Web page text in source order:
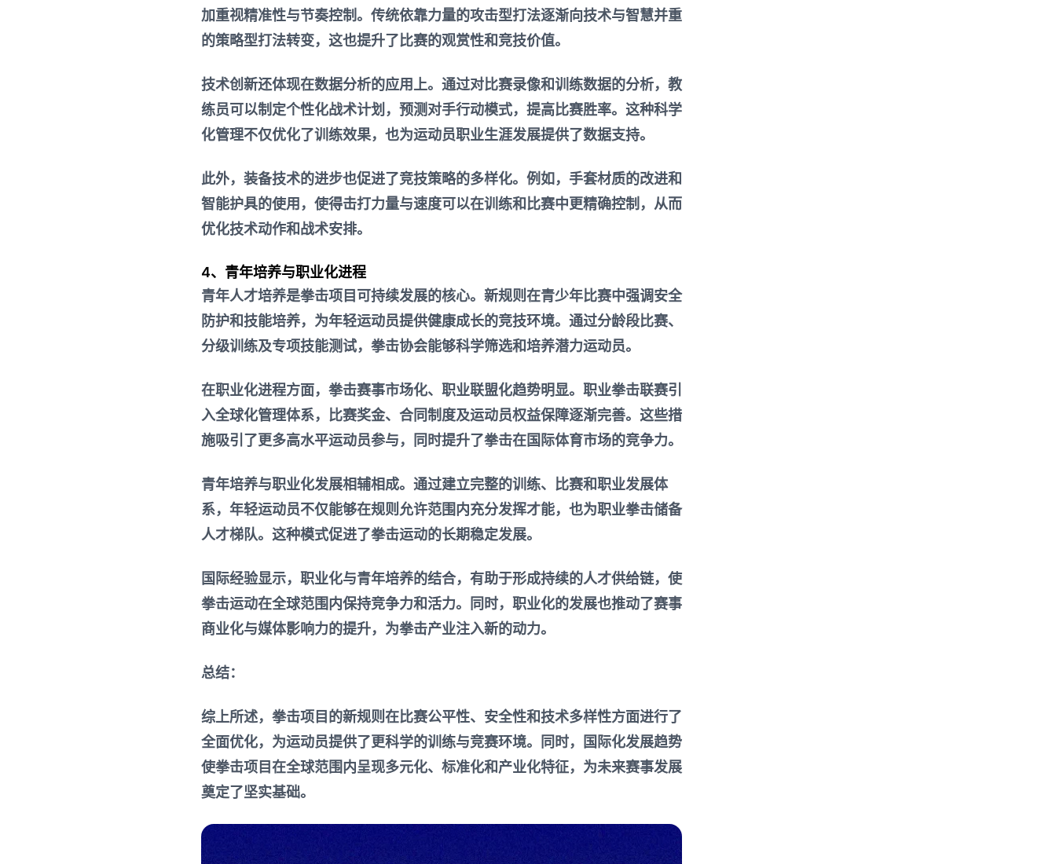
加重视精准性与节奏控制。传统依靠力量的攻击型打法逐渐向技术与智慧并重
的策略型打法转变，这也提升了比赛的观赏性和竞技价值。
技术创新还体现在数据分析的应用上。通过对比赛录像和训练数据的分析，教
练员可以制定个性化战术计划，预测对手行动模式，提高比赛胜率。这种科学
化管理不仅优化了训练效果，也为运动员职业生涯发展提供了数据支持。
此外，装备技术的进步也促进了竞技策略的多样化。例如，手套材质的改进和
智能护具的使用，使得击打力量与速度可以在训练和比赛中更精确控制，从而
优化技术动作和战术安排。
4、青年培养与职业化进程
青年人才培养是拳击项目可持续发展的核心。新规则在青少年比赛中强调安全
防护和技能培养，为年轻运动员提供健康成长的竞技环境。通过分龄段比赛、
分级训练及专项技能测试，拳击协会能够科学筛选和培养潜力运动员。
在职业化进程方面，拳击赛事市场化、职业联盟化趋势明显。职业拳击联赛引
入全球化管理体系，比赛奖金、合同制度及运动员权益保障逐渐完善。这些措
施吸引了更多高水平运动员参与，同时提升了拳击在国际体育市场的竞争力。
青年培养与职业化发展相辅相成。通过建立完整的训练、比赛和职业发展体
系，年轻运动员不仅能够在规则允许范围内充分发挥才能，也为职业拳击储备
人才梯队。这种模式促进了拳击运动的长期稳定发展。
国际经验显示，职业化与青年培养的结合，有助于形成持续的人才供给链，使
拳击运动在全球范围内保持竞争力和活力。同时，职业化的发展也推动了赛事
商业化与媒体影响力的提升，为拳击产业注入新的动力。
总结：
综上所述，拳击项目的新规则在比赛公平性、安全性和技术多样性方面进行了
全面优化，为运动员提供了更科学的训练与竞赛环境。同时，国际化发展趋势
使拳击项目在全球范围内呈现多元化、标准化和产业化特征，为未来赛事发展
奠定了坚实基础。